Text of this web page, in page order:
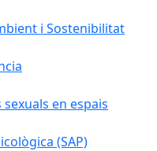
i Sostenibilitat
en espais
(SAP)